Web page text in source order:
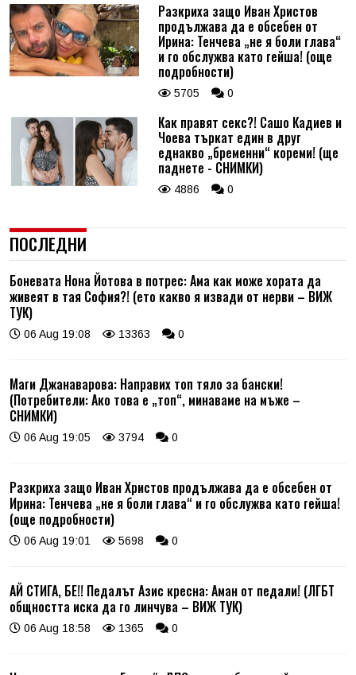
Разкриха защо Иван Христов
продължава да е обсебен от
Ирина: Тенчева „не я боли глава“
и го обслужва като гейша! (още
подробности)
5705 0
Как правят секс?! Сашо Кадиев и
Чоева търкат един в друг
еднакво „бременни“ кореми! (ще
паднете - СНИМКИ)
4886 0
ПОСЛЕДНИ
Боневата Нона Йотова в потрес: Ама как може хората да
живеят в тая София?! (ето какво я извади от нерви – ВИЖ
ТУК)
06 Aug 19:08 13363 0
Маги Джанаварова: Направих топ тяло за бански!
(Потребители: Ако това е „топ“, минаваме на мъже –
СНИМКИ)
06 Aug 19:05 3794 0
Разкриха защо Иван Христов продължава да е обсебен от
Ирина: Тенчева „не я боли глава“ и го обслужва като гейша!
(още подробности)
06 Aug 19:01 5698 0
АЙ СТИГА, БЕ!! Педалът Азис кресна: Аман от педали! (ЛГБТ
общността иска да го линчува – ВИЖ ТУК)
06 Aug 18:58 1365 0